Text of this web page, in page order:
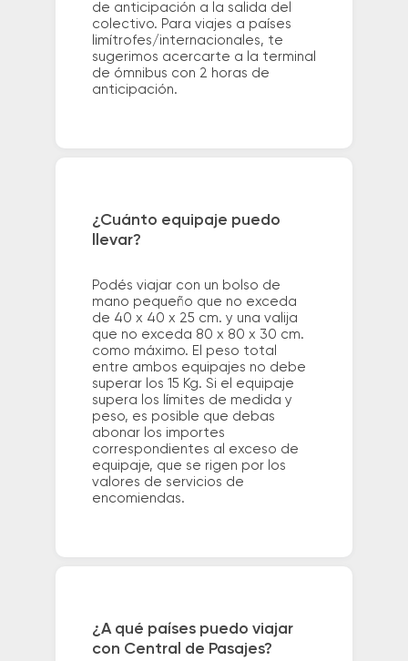
de anticipación a la salida del
colectivo. Para viajes a países
limítrofes/internacionales, te
sugerimos acercarte a la terminal
de ómnibus con 2 horas de
anticipación.
¿Cuánto equipaje puedo
llevar?
Podés viajar con un bolso de
mano pequeño que no exceda
de 40 x 40 x 25 cm. y una valija
que no exceda 80 x 80 x 30 cm.
como máximo. El peso total
entre ambos equipajes no debe
superar los 15 Kg. Si el equipaje
supera los límites de medida y
peso, es posible que debas
abonar los importes
correspondientes al exceso de
equipaje, que se rigen por los
valores de servicios de
encomiendas.
¿A qué países puedo viajar
con Central de Pasajes?